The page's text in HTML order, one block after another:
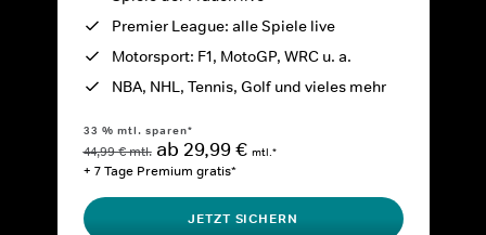
Premier League: alle Spiele live
Motorsport: F1, MotoGP, WRC u. a.
NBA, NHL, Tennis, Golf und vieles mehr
33 % mtl. sparen*
44,99 € mtl. ab 29,99 € mtl.*
+ 7 Tage Premium gratis*
JETZT SICHERN